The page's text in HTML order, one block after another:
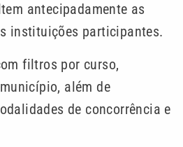
antecipadamente as
instituições participantes.
filtros por curso,
além de
de concorrência e